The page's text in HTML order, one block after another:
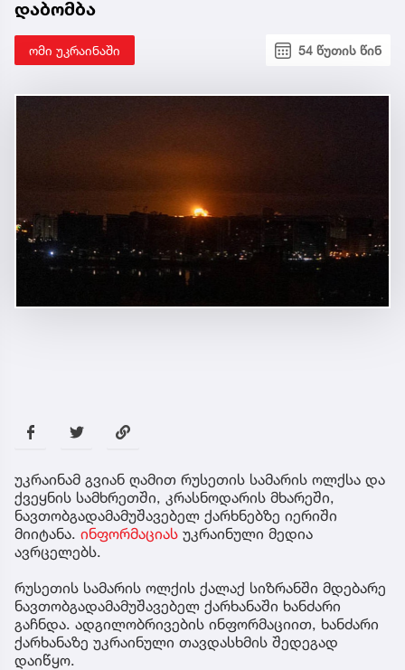
დაბომბა
ომი უკრაინაში 54 წუთის წინ
უკრაინამ გვიან ღამით რუსეთის სამარის ოლქსა და
ქვეყნის სამხრეთში, კრასნოდარის მხარეში,
ნავთობგადამამუშავებელ ქარხნებზე იერიში
მიიტანა. ინფორმაციას უკრაინული მედია
ავრცელებს.
რუსეთის სამარის ოლქის ქალაქ სიზრანში მდებარე
ნავთობგადამამუშავებელ ქარხანაში ხანძარი
გაჩნდა. ადგილობრივების ინფორმაციით, ხანძარი
ქარხანაზე უკრაინული თავდასხმის შედეგად
დაიწყო.